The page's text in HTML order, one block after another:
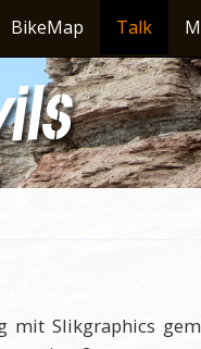
BikeMap Talk
mit Slikgraphics